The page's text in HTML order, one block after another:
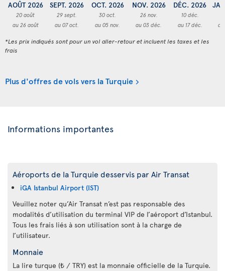
AOÛT 2026
20 août
au 26 août
SEPT. 2026
29 sept.
au 07 oct.
OCT. 2026
30 oct.
au 05 nov.
NOV. 2026
26 nov.
au 03 déc.
DÉC. 2026
10 déc.
au 17 déc.
*Les prix indiqués sont pour un vol aller-retour et incluent les taxes et les
frais
Plus d'offres de vols vers la Turquie
Informations importantes
Aéroports de la Turquie desservis par Air Transat
iGA Istanbul Airport (IST)
Veuillez noter qu’Air Transat n’est pas responsable des
modalités d’utilisation du terminal VIP de l’aéroport d’Istanbul.
Tous les frais liés à son utilisation sont à la charge de
l’utilisateur.
Monnaie
La lire turque (₺ / TRY) est la monnaie officielle de la Turquie.